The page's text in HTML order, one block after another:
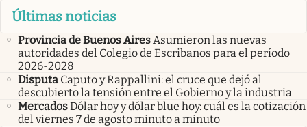
Últimas noticias
Provincia de Buenos AiresAsumieron las nuevas
autoridades del Colegio de Escribanos para el período
2026-2028
Disputa Caputo y Rappallini: el cruce que dejó al
descubierto la tensión entre el Gobierno y la industria
MercadosDólar hoy y dólar blue hoy: cuál es la cotización
del viernes 7 de agosto minuto a minuto